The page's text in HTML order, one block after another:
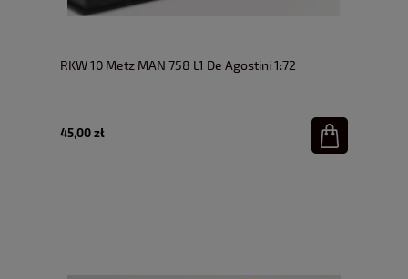
RKW 10 Metz MAN 758 L1 De Agostini 1:72
45,00 zł